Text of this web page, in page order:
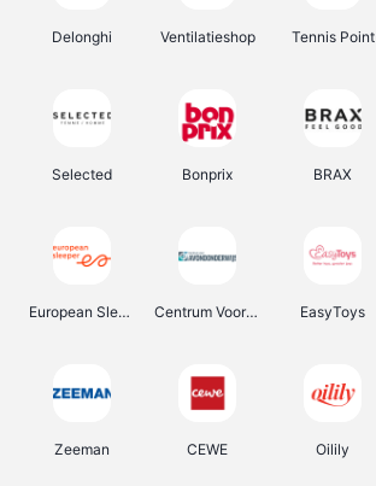
Delonghi Ventilatieshop Tennis Point
Selected Bonprix BRAX
European Sleeper Centrum Voor Avondonderwijs EasyToys
Zeeman CEWE Oilily